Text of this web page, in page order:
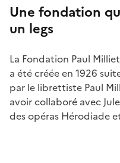
Une fondation
un legs
La Fondation Paul
a été créée en 1926
par le librettiste Paul
avoir collaboré avec
des opéras Hérodiade